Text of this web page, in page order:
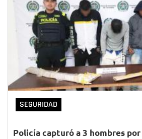
SEGURIDAD
Policía capturó a 3 hombres